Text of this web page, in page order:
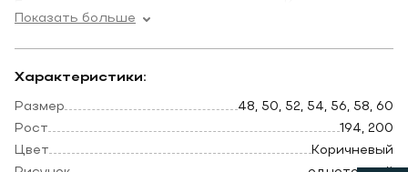
из смесовой ткани высокого качества в составе 65%
долго сохранять презентабельный внешний вид и
продуманы, фурнитура очень высокого качества.
Выглядит свежо и оригинально. Жилет костюма по
спине также тканевый, что позволяет использовать
его отдельно только с брюками.
Показать больше
Характеристики:
Размер
48, 50, 52, 54, 56, 58, 60
Рост
194, 200
Цвет
Коричневый